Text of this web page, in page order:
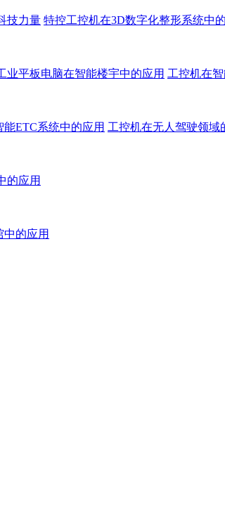
技力量 特控工控机在3D数字化整形系统中
业平板电脑在智能楼宇中的应用 工控机在
ETC系统中的应用 工控机在无人驾驶领域
的应用
中的应用